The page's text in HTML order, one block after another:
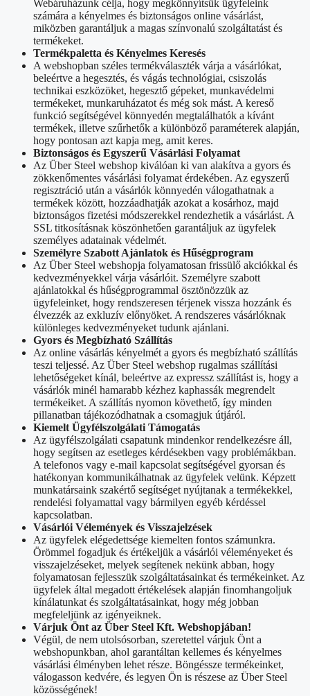
Webáruházunk célja, hogy megkönnyítsük ügyfeleink
számára a kényelmes és biztonságos online vásárlást,
miközben garantáljuk a magas színvonalú szolgáltatást és
termékeket.
Termékpaletta és Kényelmes Keresés
A webshopban széles termékválaszték várja a vásárlókat,
beleértve a hegesztés, és vágás technológiai, csiszolás
technikai eszközöket, hegesztő gépeket, munkavédelmi
termékeket, munkaruházatot és még sok mást. A kereső
funkció segítségével könnyedén megtalálhatók a kívánt
termékek, illetve szűrhetők a különböző paraméterek alapján,
hogy pontosan azt kapja meg, amit keres.
Biztonságos és Egyszerű Vásárlási Folyamat
Az Über Steel webshop kiválóan ki van alakítva a gyors és
zökkenőmentes vásárlási folyamat érdekében. Az egyszerű
regisztráció után a vásárlók könnyedén válogathatnak a
termékek között, hozzáadhatják azokat a kosárhoz, majd
biztonságos fizetési módszerekkel rendezhetik a vásárlást. A
SSL titkosításnak köszönhetően garantáljuk az ügyfelek
személyes adatainak védelmét.
Személyre Szabott Ajánlatok és Hűségprogram
Az Über Steel webshopja folyamatosan frissülő akciókkal és
kedvezményekkel várja vásárlóit. Személyre szabott
ajánlatokkal és hűségprogrammal ösztönözzük az
ügyfeleinket, hogy rendszeresen térjenek vissza hozzánk és
élvezzék az exkluzív előnyöket. A rendszeres vásárlóknak
különleges kedvezményeket tudunk ajánlani.
Gyors és Megbízható Szállítás
Az online vásárlás kényelmét a gyors és megbízható szállítás
teszi teljessé. Az Über Steel webshop rugalmas szállítási
lehetőségeket kínál, beleértve az expressz szállítást is, hogy a
vásárlók minél hamarabb kézhez kaphassák megrendelt
termékeiket. A szállítás nyomon követhető, így minden
pillanatban tájékozódhatnak a csomagjuk útjáról.
Kiemelt Ügyfélszolgálati Támogatás
Az ügyfélszolgálati csapatunk mindenkor rendelkezésre áll,
hogy segítsen az esetleges kérdésekben vagy problémákban.
A telefonos vagy e-mail kapcsolat segítségével gyorsan és
hatékonyan kommunikálhatnak az ügyfelek velünk. Képzett
munkatársaink szakértő segítséget nyújtanak a termékekkel,
rendelési folyamattal vagy bármilyen egyéb kérdéssel
kapcsolatban.
Vásárlói Vélemények és Visszajelzések
Az ügyfelek elégedettsége kiemelten fontos számunkra.
Örömmel fogadjuk és értékeljük a vásárlói véleményeket és
visszajelzéseket, melyek segítenek nekünk abban, hogy
folyamatosan fejlesszük szolgáltatásainkat és termékeinket. Az
ügyfelek által megadott értékelések alapján finomhangoljuk
kínálatunkat és szolgáltatásainkat, hogy még jobban
megfeleljünk az igényeiknek.
Várjuk Önt az Über Steel Kft. Webshopjában!
Végül, de nem utolsósorban, szeretettel várjuk Önt a
webshopunkban, ahol garantáltan kellemes és kényelmes
vásárlási élményben lehet része. Böngéssze termékeinket,
válogasson kedvére, és legyen Ön is részese az Über Steel
közösségének!